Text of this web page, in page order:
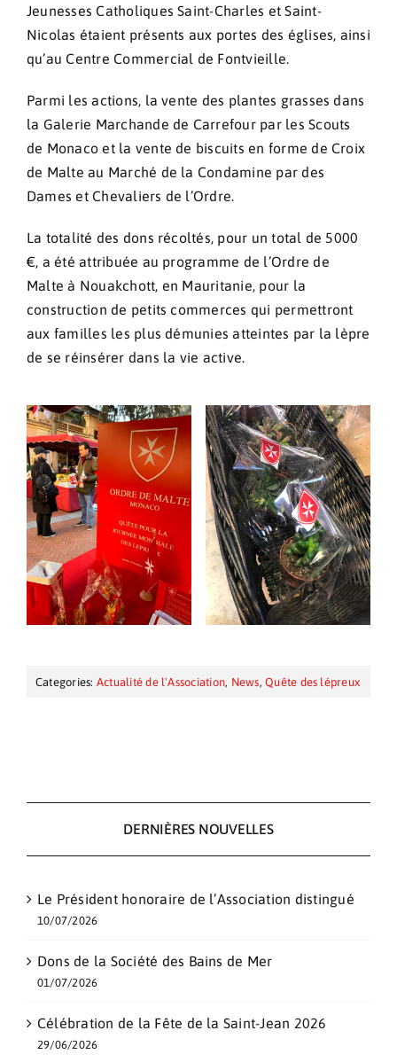
Jeunesses Catholiques Saint-Charles et Saint-
Nicolas étaient présents aux portes des églises, ainsi
qu’au Centre Commercial de Fontvieille.
Parmi les actions, la vente des plantes grasses dans
la Galerie Marchande de Carrefour par les Scouts
de Monaco et la vente de biscuits en forme de Croix
de Malte au Marché de la Condamine par des
Dames et Chevaliers de l’Ordre.
La totalité des dons récoltés, pour un total de 5000
€, a été attribuée au programme de l’Ordre de
Malte à Nouakchott, en Mauritanie, pour la
construction de petits commerces qui permettront
aux familles les plus démunies atteintes par la lèpre
de se réinsérer dans la vie active.
Categories: Actualité de l'Association, News,Quête des lépreux
DERNIÈRES NOUVELLES
Le Président honoraire de l’Association distingué
10/07/2026
Dons de la Société des Bains de Mer
01/07/2026
Célébration de la Fête de la Saint-Jean 2026
29/06/2026